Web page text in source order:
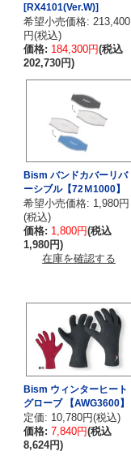
[RX4101(Ver.W)]
希望小売価格: 213,400
円(税込)
価格: 184,300円(税込
202,730円)
Bism バンドカバーリバ
ーシブル【72Ｍ1000】
希望小売価格: 1,980円
(税込)
価格: 1,800円(税込
1,980円)
在庫を確認する
Bism ウィンターヒート
グローブ 【AWG3600】
定価: 10,780円(税込)
価格: 7,840円(税込
8,624円)